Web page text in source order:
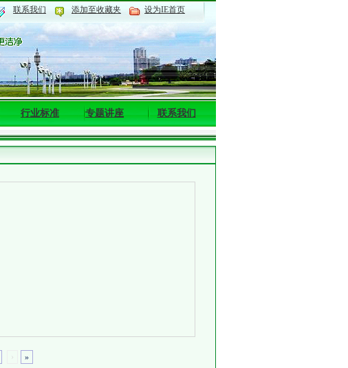
联系我们 添加至收藏夹 设为IE首页
行业标准 专题讲座 联系我们
› »